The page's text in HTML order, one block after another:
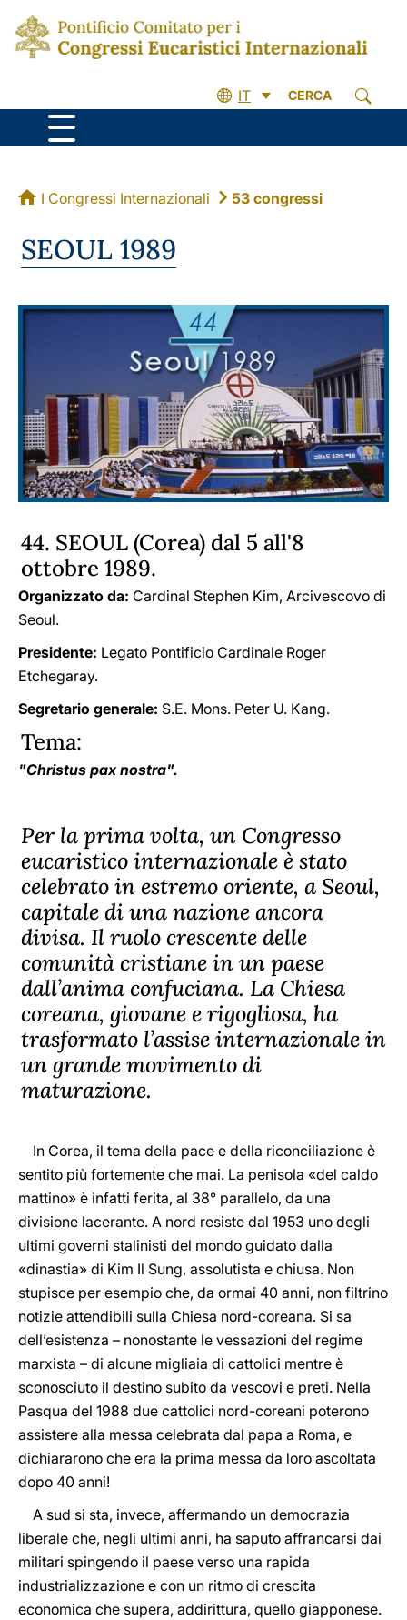
IT CERCA
I Congressi Internazionali 53 congressi
SEOUL 1989
44. SEOUL (Corea) dal 5 all'8
ottobre 1989.
Organizzato da: Cardinal Stephen Kim, Arcivescovo di
Seoul.
Presidente: Legato Pontificio Cardinale Roger
Etchegaray.
Segretario generale: S.E. Mons. Peter U. Kang.
Tema:
"Christus pax nostra".
Per la prima volta, un Congresso
eucaristico internazionale è stato
celebrato in estremo oriente, a Seoul,
capitale di una nazione ancora
divisa. Il ruolo crescente delle
comunità cristiane in un paese
dall’anima confuciana. La Chiesa
coreana, giovane e rigogliosa, ha
trasformato l’assise internazionale in
un grande movimento di
maturazione.
In Corea, il tema della pace e della riconciliazione è
sentito più fortemente che mai. La penisola «del caldo
mattino» è infatti ferita, al 38° parallelo, da una
divisione lacerante. A nord resiste dal 1953 uno degli
ultimi governi stalinisti del mondo guidato dalla
«dinastia» di Kim Il Sung, assolutista e chiusa. Non
stupisce per esempio che, da ormai 40 anni, non filtrino
notizie attendibili sulla Chiesa nord-coreana. Si sa
dell’esistenza – nonostante le vessazioni del regime
marxista – di alcune migliaia di cattolici mentre è
sconosciuto il destino subito da vescovi e preti. Nella
Pasqua del 1988 due cattolici nord-coreani poterono
assistere alla messa celebrata dal papa a Roma, e
dichiararono che era la prima messa da loro ascoltata
dopo 40 anni!
A sud si sta, invece, affermando un democrazia
liberale che, negli ultimi anni, ha saputo affrancarsi dai
militari spingendo il paese verso una rapida
industrializzazione e con un ritmo di crescita
economica che supera, addirittura, quello giapponese.